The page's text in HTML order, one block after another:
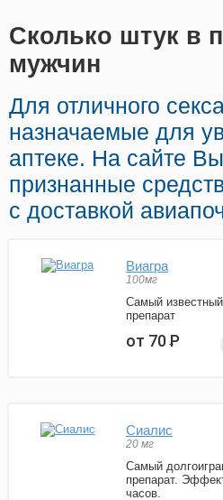
Сколько штук в
мужчин
Для отличного
назначаемые для
аптеке. На сайте
признанные
с доставкой
Виагра
100мг
Самый
препарат
от 70Р
Сиалис
20 мг
Самый
препарат.
часов.